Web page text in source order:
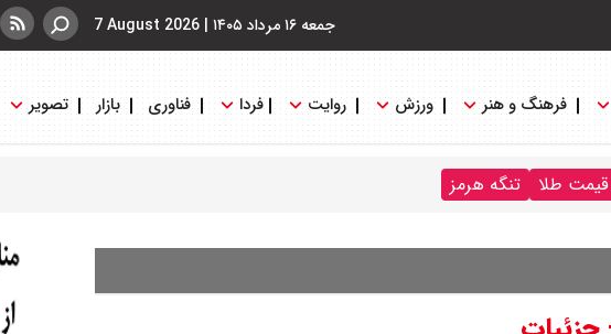
جمعه ۱۶ مرداد ۱۴۰۵ |
7 August 2026
فرهنگ و هنر ورزش روایت فردا فناوری بازار تصویر
قیمت طلا تنگه هرمز